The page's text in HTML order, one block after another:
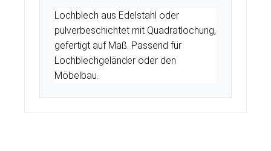
Lochblech aus Edelstahl oder
pulverbeschichtet mit Quadratlochung,
gefertigt auf Maß. Passend für
Lochblechgeländer oder den
Möbelbau.